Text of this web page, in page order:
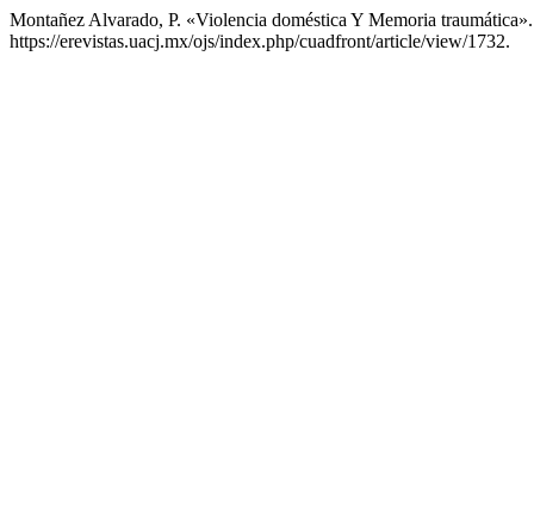
Montañez Alvarado, P. «Violencia doméstica Y Memoria
https://erevistas.uacj.mx/ojs/index.php/cuadfront/article/view/1732.